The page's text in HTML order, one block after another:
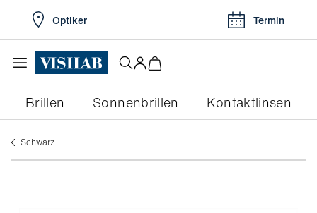
Optiker Termin
Brillen Sonnenbrillen Kontaktlinsen
schwarz